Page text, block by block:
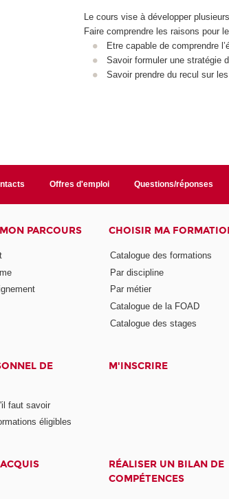
Le cours vise à développer
Faire comprendre les raisons pour
Etre capable de comprendre
Savoir formuler une stratégie
Savoir prendre du recul sur
Offres d'emploi Questions/réponses
PARCOURS CHOISIR MA
Catalogue des formations
Par discipline
Par métier
Catalogue de la FOAD
Catalogue des stages
DE
faut savoir
éligibles
M'INSCRIRE
RÉALISER UN BILAN DE
COMPÉTENCES